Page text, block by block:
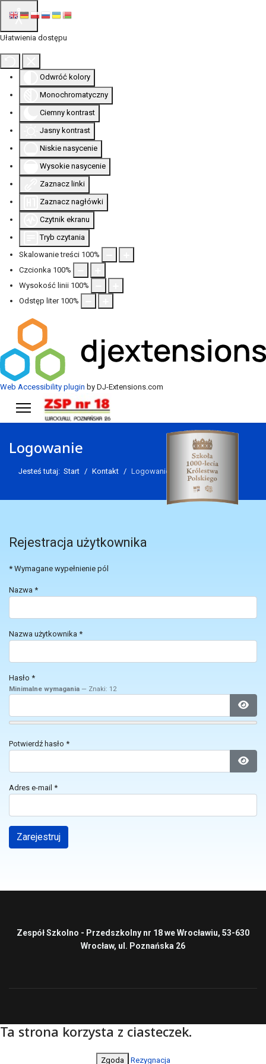
Ułatwienia dostępu
Odwróć kolory
Monochromatyczny
Ciemny kontrast
Jasny kontrast
Niskie nasycenie
Wysokie nasycenie
Zaznacz linki
Zaznacz nagłówki
Czytnik ekranu
Tryb czytania
Skalowanie treści 100%
Czcionka 100%
Wysokość linii 100%
Odstęp liter 100%
Web Accessibility plugin by DJ-Extensions.com
Logowanie
Jesteś tutaj: Start Kontakt Logowanie
Rejestracja użytkownika
* Wymagane wypełnienie pól
Nazwa *
Nazwa użytkownika *
Hasło *
Minimalne wymagania — Znaki: 12
Potwierdź hasło *
Adres e-mail *
Zarejestruj
Zespół Szkolno - Przedszkolny nr 18 we Wrocławiu, 53-630
Wrocław, ul. Poznańska 26
Ta strona korzysta z ciasteczek.
Zgoda Rezygnacja